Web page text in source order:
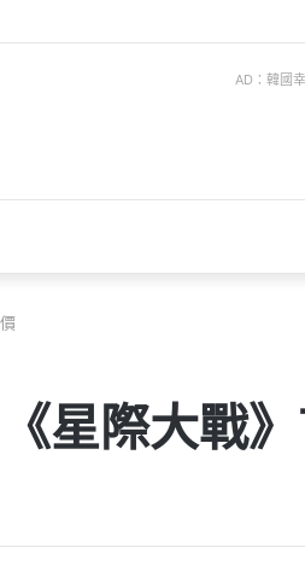
AD：韓國
星際大戰